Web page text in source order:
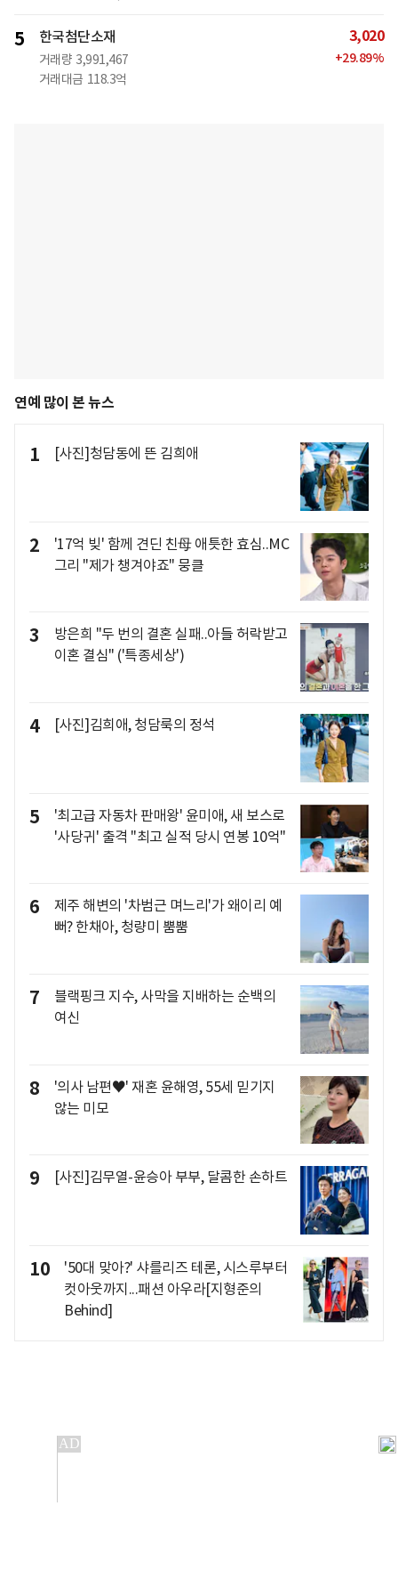
5 한국첨단소재
거래량 3,991,467
거래대금 118.3억
3,020
+29.89%
연예 많이 본 뉴스
1 [사진]청담동에 뜬 김희애
2
'17억 빚' 함께 견딘 친母 애틋한 효심..MC
그리 "제가 챙겨야죠" 뭉클
3
방은희 "두 번의 결혼 실패..아들 허락받고
이혼 결심" ('특종세상')
4 [사진]김희애, 청담룩의 정석
5
'최고급 자동차 판매왕' 윤미애, 새 보스로
'사당귀' 출격 "최고 실적 당시 연봉 10억"
6
제주 해변의 '차범근 며느리'가 왜이리 예
뻐? 한채아, 청량미 뿜뿜
7
블랙핑크 지수, 사막을 지배하는 순백의
여신
8
'의사 남편♥' 재혼 윤해영, 55세 믿기지
않는 미모
9 [사진]김무열-윤승아 부부, 달콤한 손하트
10
'50대 맞아?' 샤를리즈 테론, 시스루부터
컷아웃까지...패션 아우라[지형준의
Behind]